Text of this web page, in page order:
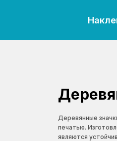
Деревянные
печатью.
являются